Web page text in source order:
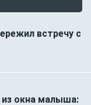
встречу с
окна малыша: